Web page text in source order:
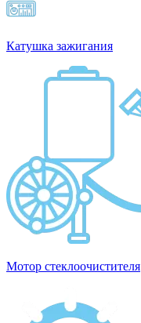
Катушка зажигания
Мотор стеклоочистителя